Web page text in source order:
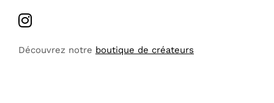
Découvrez notre boutique de créateurs